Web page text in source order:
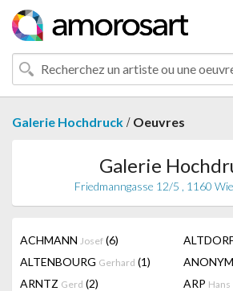
Galerie Hochdruck / Oeuvres
Galerie
Friedmanngasse 12/5 , 1160
ACHMANN Josef (6)
ALTENBOURG Gerhard (1)
ARNTZ Gerd (2) ARP Hans